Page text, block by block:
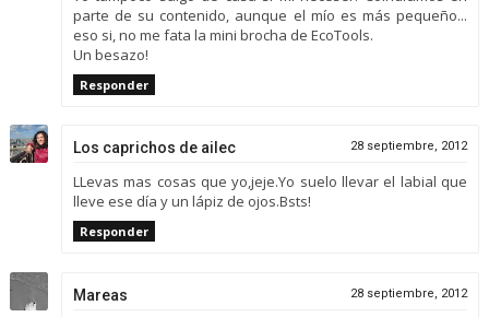
parte de su contenido, aunque el mío es más pequeño...
eso si, no me fata la mini brocha de EcoTools.
Un besazo!
Responder
Los caprichos de ailec 28 septiembre, 2012
LLevas mas cosas que yo,jeje.Yo suelo llevar el labial que
lleve ese día y un lápiz de ojos.Bsts!
Responder
Mareas 28 septiembre, 2012